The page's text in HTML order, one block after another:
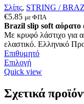
Σλίπς, STRING /
€5.85 με ΦΠΑ
Brazil slip soft αόρατο
Με κρυφό λάστιχο για
ελαστικό. Ελληνικό
Επιθυμητό
ΕπιλογήΑυτό
το
έχει
πολλαπλές
Quick view
Σχετικά